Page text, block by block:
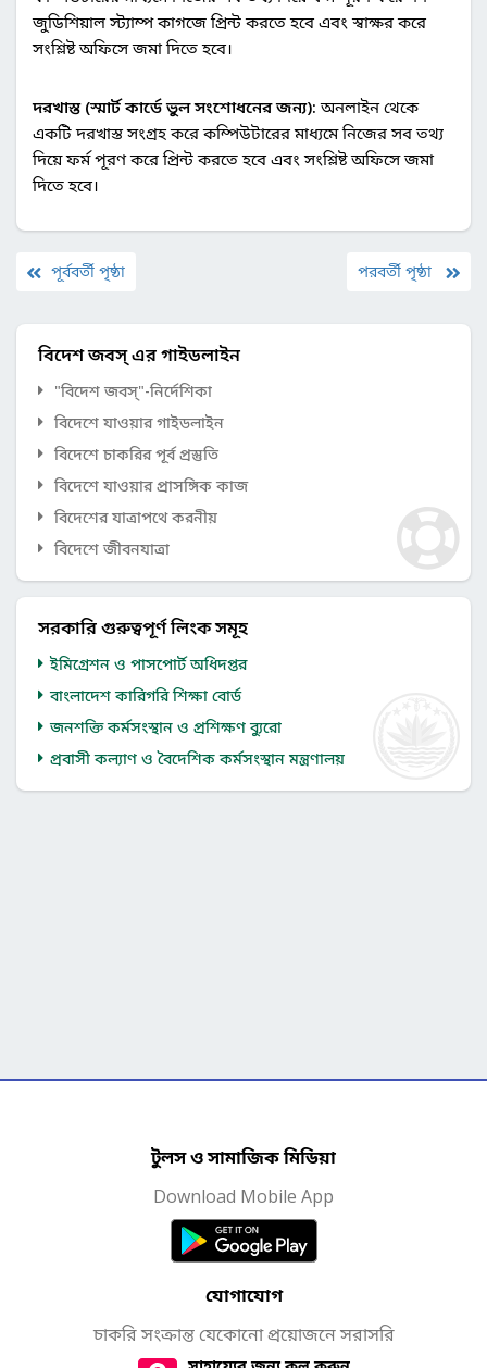
জুডিশিয়াল স্ট্যাম্প কাগজে প্রিন্ট করতে হবে এবং স্বাক্ষর করে
সংশ্লিষ্ট অফিসে জমা দিতে হবে।
দরখাস্ত (স্মার্ট কার্ডে ভুল সংশোধনের জন্য): অনলাইন থেকে
একটি দরখাস্ত সংগ্রহ করে কম্পিউটারের মাধ্যমে নিজের সব তথ্য
দিয়ে ফর্ম পূরণ করে প্রিন্ট করতে হবে এবং সংশ্লিষ্ট অফিসে জমা
দিতে হবে।
পূর্ববর্তী পৃষ্ঠা পরবর্তী পৃষ্ঠা
বিদেশ জবস্ এর গাইডলাইন
"বিদেশ জবস্"-নির্দেশিকা
বিদেশে যাওয়ার গাইডলাইন
বিদেশে চাকরির পূর্ব প্রস্তুতি
বিদেশে যাওয়ার প্রাসঙ্গিক কাজ
বিদেশের যাত্রাপথে করনীয়
বিদেশে জীবনযাত্রা
সরকারি গুরুত্বপূর্ণ লিংক সমূহ
ইমিগ্রেশন ও পাসপোর্ট অধিদপ্তর
বাংলাদেশ কারিগরি শিক্ষা বোর্ড
জনশক্তি কর্মসংস্থান ও প্রশিক্ষণ ব্যুরো
প্রবাসী কল্যাণ ও বৈদেশিক কর্মসংস্থান মন্ত্রণালয়
টুলস ও সামাজিক মিডিয়া
Download Mobile App
যোগাযোগ
চাকরি সংক্রান্ত যেকোনো প্রয়োজনে সরাসরি